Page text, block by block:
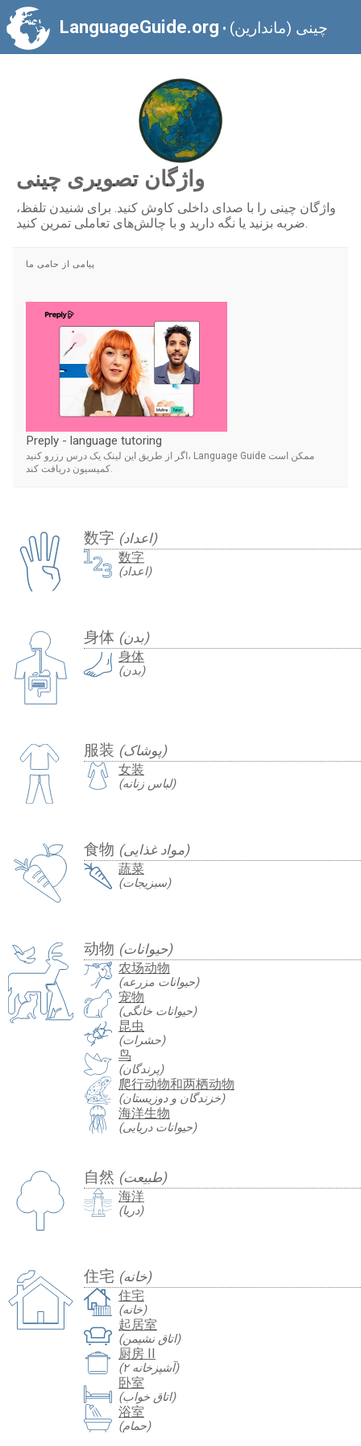
LanguageGuide.org • چینی (ماندارین)
واژگان تصویری چینی
واژگان چینی را با صدای داخلی کاوش کنید. برای شنیدن تلفظ،
ضربه بزنید یا نگه دارید و با چالش‌های تعاملی تمرین کنید.
数字 (اعداد)
数字
(اعداد)
身体 (بدن)
身体
(بدن)
服装 (پوشاک)
女装
(لباس زنانه)
食物 (مواد غذایی)
蔬菜
(سبزیجات)
动物 (حیوانات)
农场动物
(حیوانات مزرعه)
宠物
(حیوانات خانگی)
昆虫
(حشرات)
鸟
(پرندگان)
爬行动物和两栖动物
(خزندگان و دوزیستان)
海洋生物
(حیوانات دریایی)
自然 (طبیعت)
海洋
(دریا)
住宅 (خانه)
住宅
(خانه)
起居室
(اتاق نشیمن)
厨房 II
(آشپزخانه ۲)
卧室
(اتاق خواب)
浴室
(حمام)
پیامی از حامی ما
Preply - language tutoring
اگر از طریق این لینک یک درس رزرو کنید، Language Guide ممکن است